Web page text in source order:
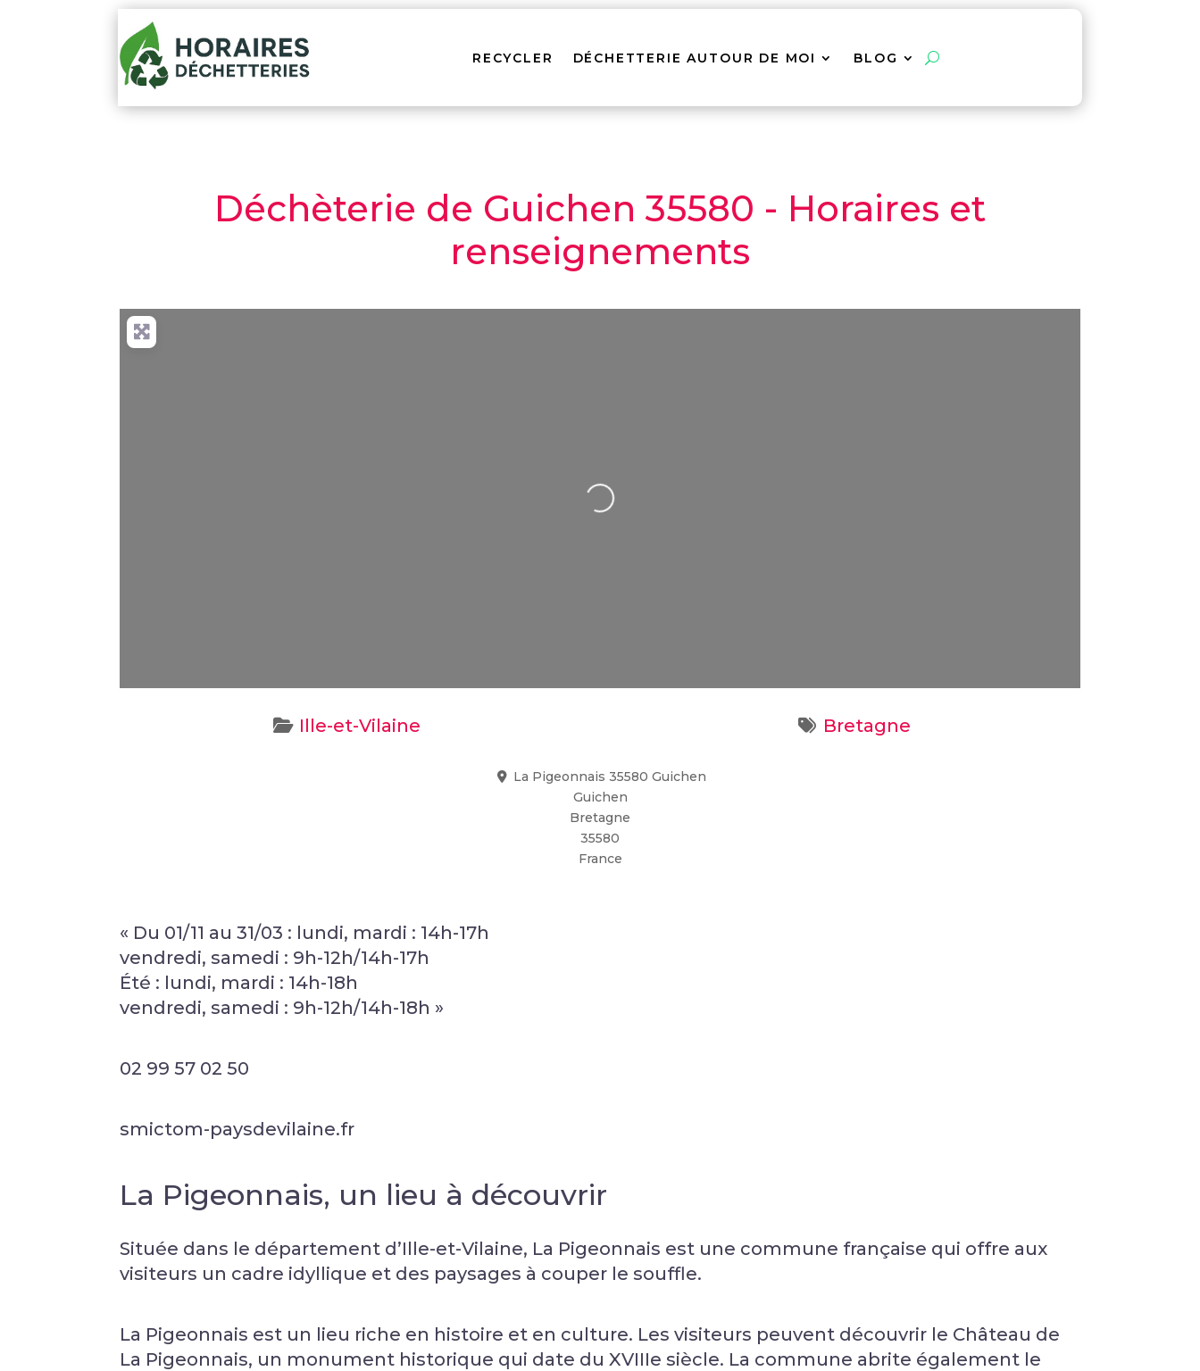
RECYCLER DÉCHETTERIE AUTOUR DE MOI BLOG
Déchèterie de Guichen 35580 - Horaires et
renseignements
Loading...
Ille-et-Vilaine Bretagne
La Pigeonnais 35580 Guichen
Guichen
Bretagne
35580
France
« Du 01/11 au 31/03 : lundi, mardi : 14h-17h
vendredi, samedi : 9h-12h/14h-17h
Été : lundi, mardi : 14h-18h
vendredi, samedi : 9h-12h/14h-18h »
02 99 57 02 50
smictom-paysdevilaine.fr
La Pigeonnais, un lieu à découvrir
Située dans le département d’Ille-et-Vilaine, La Pigeonnais est une commune française qui offre aux
visiteurs un cadre idyllique et des paysages à couper le souffle.
La Pigeonnais est un lieu riche en histoire et en culture. Les visiteurs peuvent découvrir le Château de
La Pigeonnais, un monument historique qui date du XVIIIe siècle. La commune abrite également le